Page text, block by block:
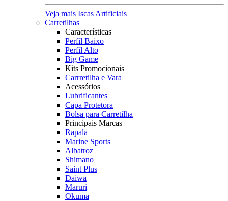
Veja mais Iscas Artificiais
Carretilhas
Características
Perfil Baixo
Perfil Alto
Big Game
Kits Promocionais
Carrretilha e Vara
Acessórios
Lubrificantes
Capa Protetora
Bolsa para Carretilha
Principais Marcas
Rapala
Marine Sports
Albatroz
Shimano
Saint Plus
Daiwa
Maruri
Okuma